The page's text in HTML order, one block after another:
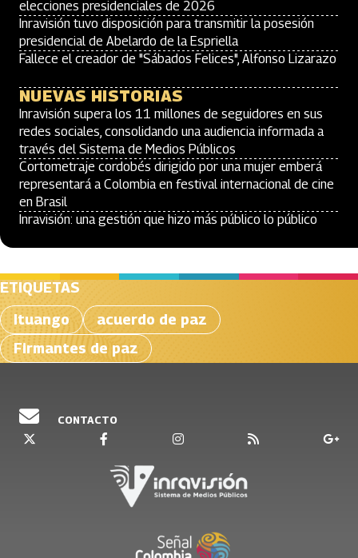
elecciones presidenciales de 2026
Inravisión tuvo disposición para transmitir la posesión
presidencial de Abelardo de la Espriella
Fallece el creador de "Sábados Felices", Alfonso Lizarazo
NUEVAS HISTORIAS
Inravisión supera los 11 millones de seguidores en sus
redes sociales, consolidando una audiencia informada a
través del Sistema de Medios Públicos
Cortometraje cordobés dirigido por una mujer emberá
representará a Colombia en festival internacional de cine
en Brasil
Inravisión: una gestión que hizo más público lo público
ETIQUETAS
Ituango
acuerdo de paz
Firmantes de paz
CONTACTO